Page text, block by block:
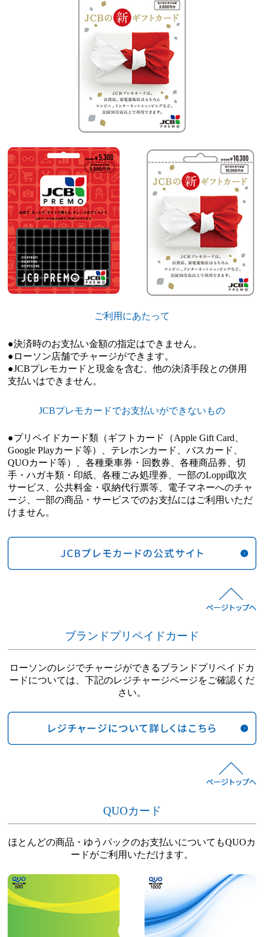
ご利用にあたって
●決済時のお支払い金額の指定はできません。
●ローソン店舗でチャージができます。
●JCBプレモカードと現金を含む、他の決済手段との併用
支払いはできません。
JCBプレモカードでお支払いができないもの
●プリペイドカード類（ギフトカード（Apple Gift Card、
Google Playカード等）、テレホンカード、バスカード、
QUOカード等）、各種乗車券・回数券、各種商品券、切
手・ハガキ類・印紙、各種ごみ処理券、一部のLoppi取次
サービス、公共料金・収納代行票等、電子マネーへのチャ
ージ、一部の商品・サービスでのお支払にはご利用いただ
けません。
ブランドプリペイドカード
ローソンのレジでチャージができるブランドプリペイドカ
ードについては、下記のレジチャージページをご確認くだ
さい。
QUOカード
ほとんどの商品・ゆうパックのお支払いについてもQUOカ
ードがご利用いただけます。